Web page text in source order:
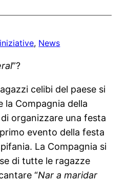
, News
”?
celibi del paese si
la Compagnia della
organizzare una festa
evento della festa
La Compagnia si
di tutte le ragazze
“Nar a maridar